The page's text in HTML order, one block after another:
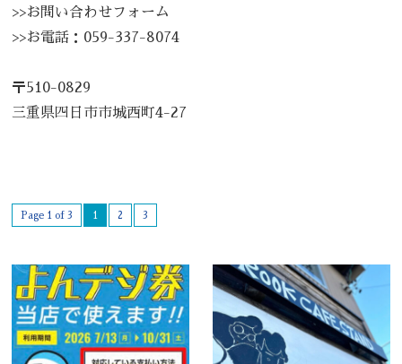
>>お問い合わせフォーム
>>お電話： 059-337-8074
〒510-0829
三重県四日市市城西町4-27
Page 1 of 3 1 2 3